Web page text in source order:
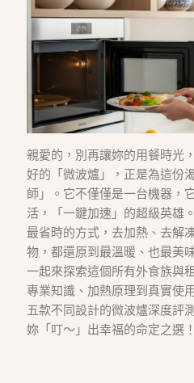
親愛的，別再讓妳的用餐時光
好的「微波爐」，正是為這份
師」。它不僅僅是一台機器，
活，「一鍵加速」的超級英雄
最省時的方式，去加熱、去解
物，都還原到最溫暖、也最美
一起來探索這個所有外食族與
專業知識、加熱原理到真實使
五款不同設計的微波爐深度評
妳「叮～」出幸福的命定之選！